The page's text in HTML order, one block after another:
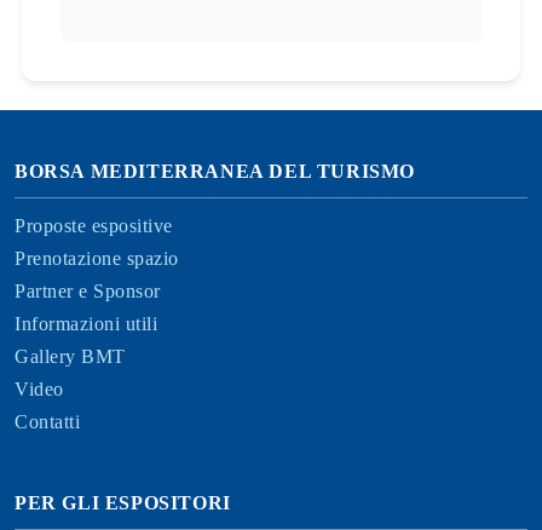
BORSA MEDITERRANEA DEL TURISMO
Proposte espositive
Prenotazione spazio
Partner e Sponsor
Informazioni utili
Gallery BMT
Video
Contatti
PER GLI ESPOSITORI